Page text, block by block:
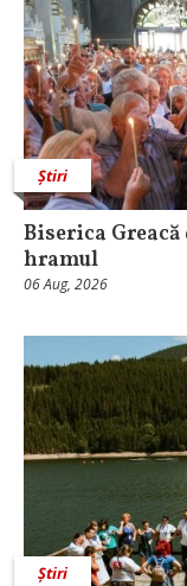
Știri
Biserica
hramul
06 Aug, 2026
Știri